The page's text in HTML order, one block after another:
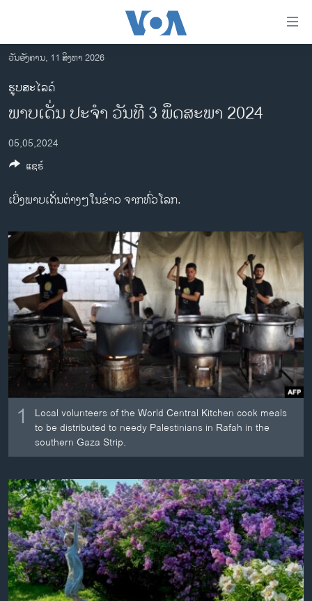
ເຂົ້າ
ຫາ
ຂ້າມ
ຂ້າມ
ໄປ
ຫາ
ຄົ້ນ
ລາວ
ອາເມຣິກາ
ການເລືອກຕັ້ງ ປະທານາທີບໍດີ ສະຫະລັດ 2024
ຂ່າວ​ຈີນ
ໂລກ
ອິດສະຫຼະພາບດ້ານການຂ່າວ
ຊີວິດຊາວລາວ
ຊຸມຊົນຊາວລາວ
ວິທະຍາສາດ-ເທັກໂນໂລຈີ
ທຸລະກິດ
ພາສາອັງກິດ
ວີດີໂອ
ສຽງ
ຕິດຕາມພວກເຮົາ ທີ່
ພາສາຕ່າງໆ
ວັນອັງຄານ, 11 ສິງຫາ 2026
ຮູບສະໄລດ໌
ພາບເດັ່ນ ປະຈຳ ວັນທີ 3 ພຶດສະພາ 2024
05,05,2024
ເບິ່ງພາບເດັ່ນຕ່າງໆໃນຂ່າວ ຈາກທົ່ວໂລກ.
1
Local volunteers of the World Central Kitchen cook meals
to be distributed to needy Palestinians in Rafah in the
southern Gaza Strip.
ແຊຣ໌